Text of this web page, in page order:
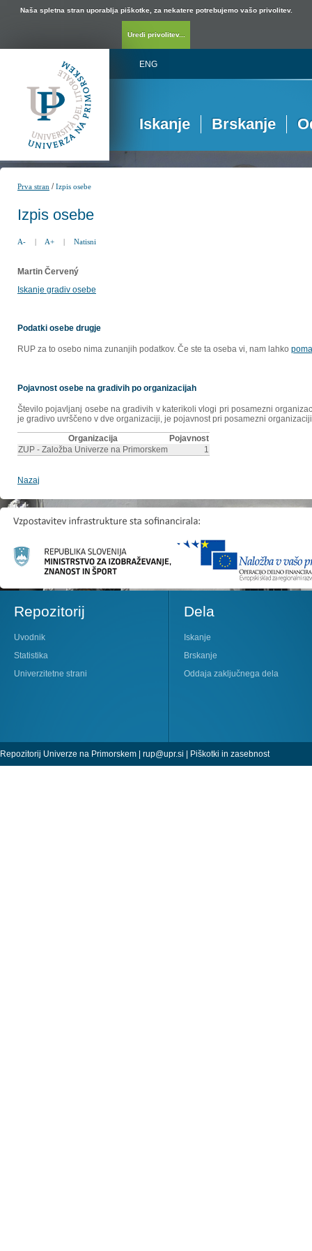
Naša spletna stran uporablja piškotke, za nekatere potrebujemo vašo privolitev.
Uredi privolitev...
ENG
Iskanje Brskanje
Prva stran /Izpis osebe
Izpis osebe
A- | A+ | Natisni
Martin Červený
Iskanje gradiv osebe
Podatki osebe drugje
RUP za to osebo nima zunanjih podatkov. Če ste ta oseba vi, nam lahko
Pojavnost osebe na gradivih po organizacijah
Število pojavljanj osebe na gradivih v katerikoli vlogi pri posamezni
je gradivo uvrščeno v dve organizaciji, je pojavnost pri posamezni
Organizacija
Pojavnost
ZUP - Založba Univerze na Primorskem
1
Nazaj
Repozitorij
Uvodnik
Statistika
Univerzitetne strani
Dela
Iskanje
Brskanje
Oddaja zaključnega dela
Repozitorij Univerze na Primorskem | rup@upr.si Piškotki in zasebnost